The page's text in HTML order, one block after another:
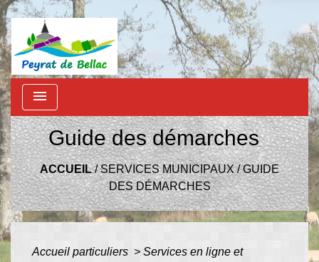
menu
Guide des démarches
ACCUEIL/SERVICES MUNICIPAUX/GUIDE
DES DÉMARCHES
Accueil particuliers > Services en ligne et